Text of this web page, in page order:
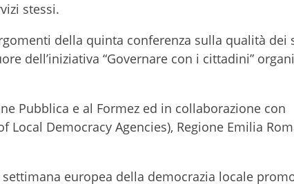
stessi.
della quinta conferenza sulla qualità dei
dell’iniziativa “Governare con i cittadini”
Pubblica e al Formez ed in collaborazione con
Local Democracy Agencies), Regione Emilia
europea della democrazia locale